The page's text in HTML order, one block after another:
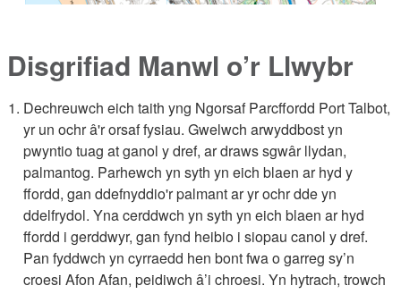
Disgrifiad Manwl o’r Llwybr
Dechreuwch eich taith yng Ngorsaf Parcffordd Port Talbot,
yr un ochr â'r orsaf fysiau. Gwelwch arwyddbost yn
pwyntio tuag at ganol y dref, ar draws sgwâr llydan,
palmantog. Parhewch yn syth yn eich blaen ar hyd y
ffordd, gan ddefnyddio'r palmant ar yr ochr dde yn
ddelfrydol. Yna cerddwch yn syth yn eich blaen ar hyd
ffordd i gerddwyr, gan fynd heibio i siopau canol y dref.
Pan fyddwch yn cyrraedd hen bont fwa o garreg sy’n
croesi Afon Afan, peidiwch â’i chroesi. Yn hytrach, trowch